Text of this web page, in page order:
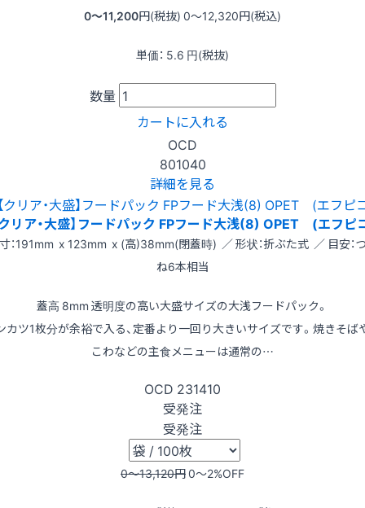
0〜11,200円(税抜) 0〜12,320円(税込)
単価： 5.6 円(税抜)
数量
カートに入れる
OCD
801040
詳細を見る
リア・大盛】フードパック FPフード大浅(8) OPET (エフピ
：191mm x 123mm x (高)38mm(閉蓋時) ／ 形状：折ぶた式 ／ 目安：
ね6本相当
蓋高 8mm 透明度の高い大盛サイズの大浅フードパック。
カツ1枚分が余裕で入る、定番より一回り大きいサイズです。焼きそば
こわなどの主食メニューは通常の…
OCD 231410
受発注
受発注
0〜13,120円0〜2%OFF